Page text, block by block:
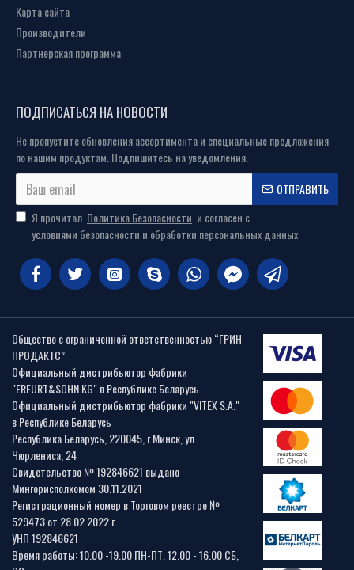
Карта сайта
Производители
Партнерская программа
ПОДПИСАТЬСЯ НА НОВОСТИ
Не пропустите обновления ассортимента и специальные предложения
по нашим продуктам. Подпишитесь на уведомления.
ОТПРАВИТЬ
Я прочитал Политика Безопасности и согласен с
условиями безопасности и обработки персональных данных
Общество с ограниченной ответственностью “ГРИН
ПРОДАКТС”
Официальный дистрибьютор фабрики
"ERFURT&SOHN KG" в Республике Беларусь
Официальный дистрибьютор фабрики "VITEX S.A."
в Республике Беларусь
Республика Беларусь, 220045, г Минск, ул.
Чюрлениса, 24
Свидетельство № 192846621 выдано
Мингорисполкомом 30.11.2021
Регистрационный номер в Торговом реестре №
529473 от 28.02.2022 г.
УНП 192846621
Время работы: 10.00 -19.00 ПН-ПТ, 12.00 - 16.00 СБ,